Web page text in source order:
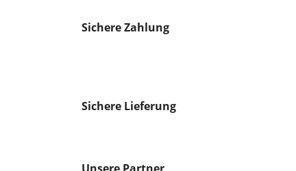
Sichere Zahlung
Sichere Lieferung